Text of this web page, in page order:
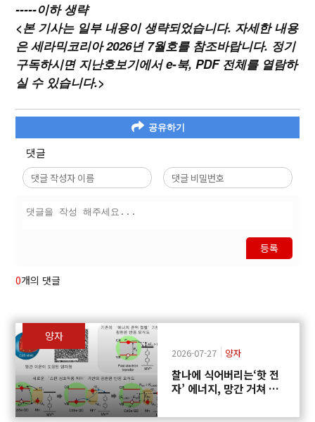
-----이하 생략
<본 기사는 일부 내용이 생략되었습니다. 자세한 내용
은 세라믹코리아 2026년 7월호를 참조바랍니다. 정기
구독하시면 지난호보기에서 e-북, PDF 전체를 열람하
실 수 있습니다.>
공유하기
댓글
등록
0개의 댓글
양자
2026-07-27 양자
찰나에 식어버리는‘핫 전
자’ 에너지, 망간 거쳐 화